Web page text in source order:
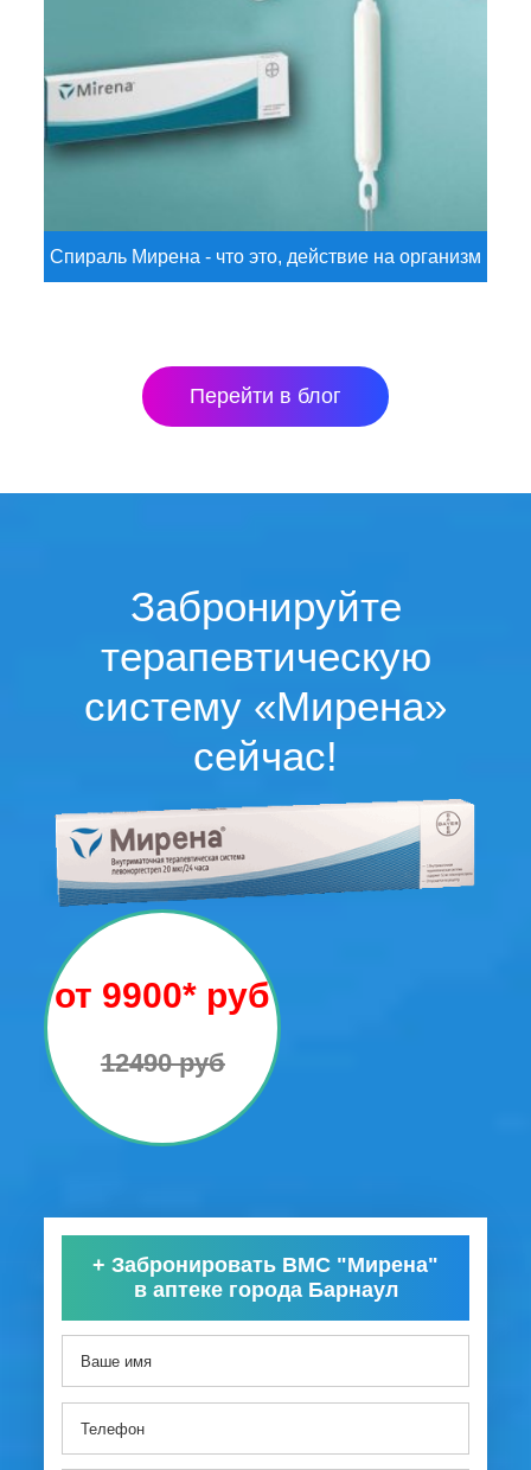
Спираль Мирена - что это, действие на организм
Перейти в блог
Забронируйте
терапевтическую
систему «Мирена»
сейчас!
от 9900* руб
12490 руб
+ Забронировать ВМС "Мирена"
в аптеке города Барнаул